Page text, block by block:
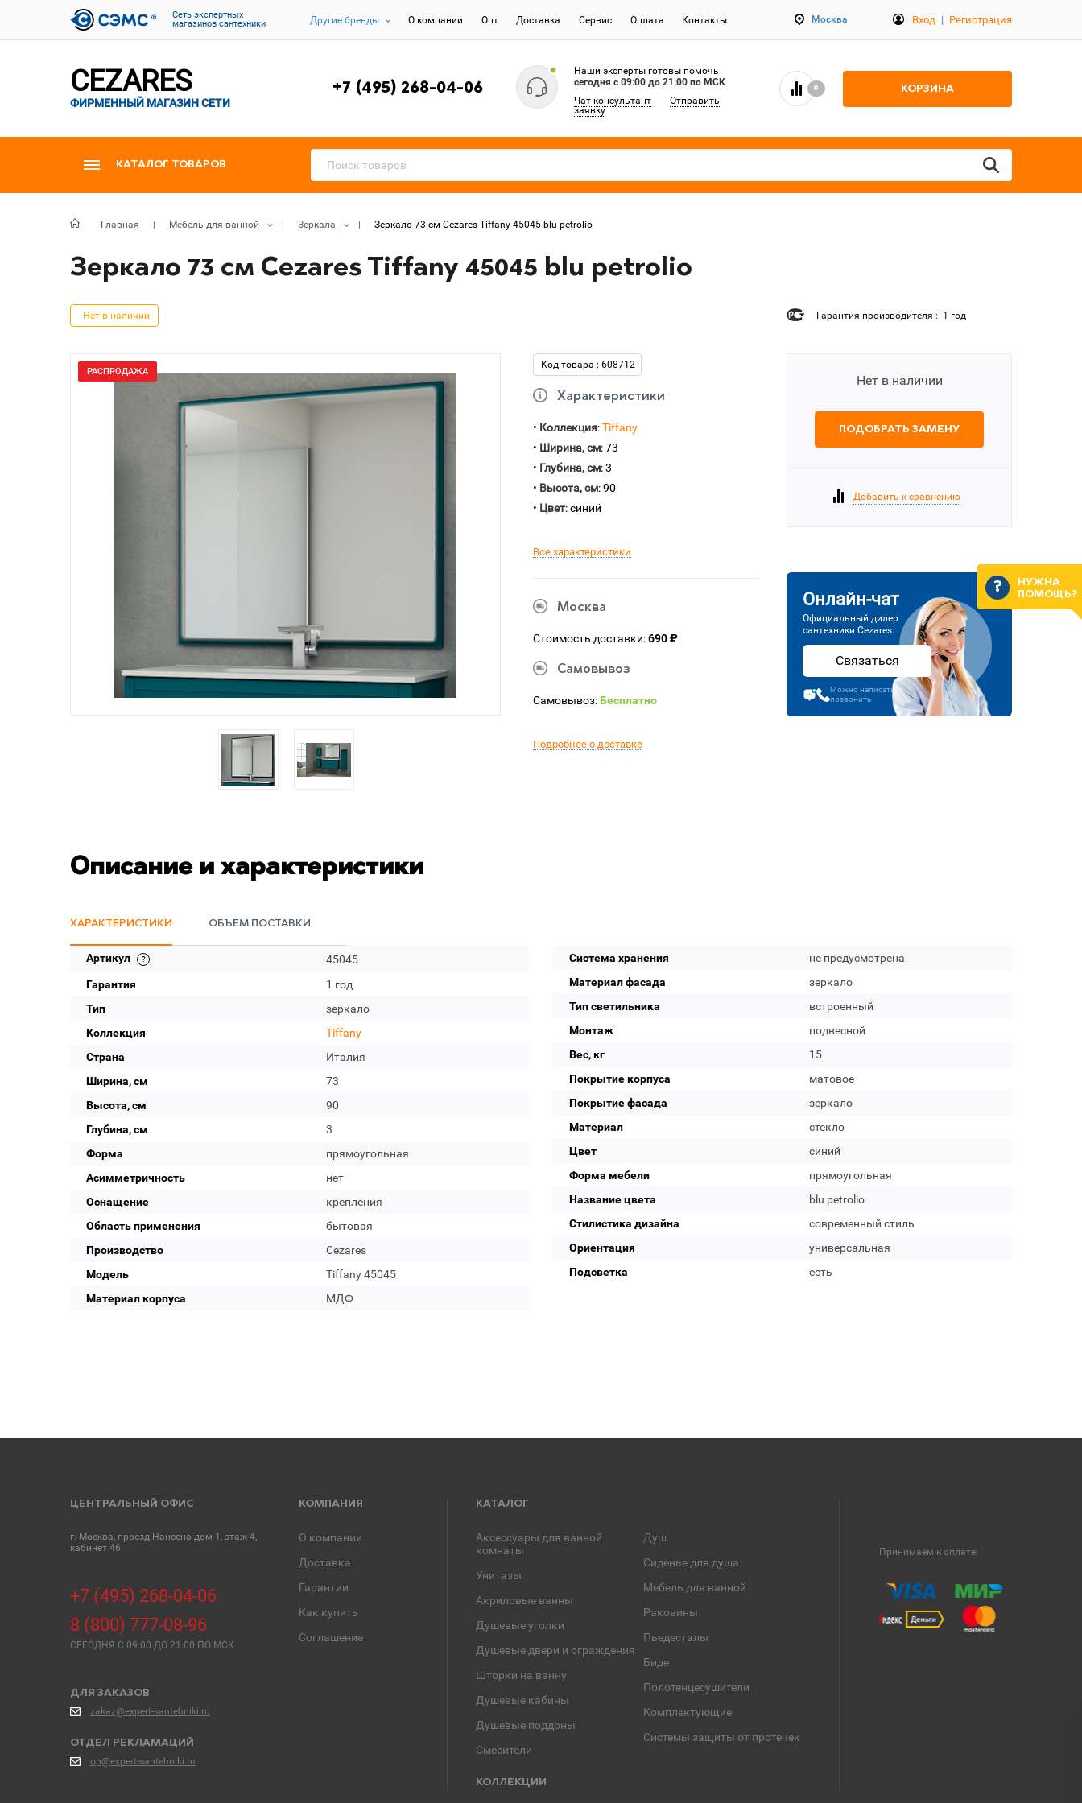
Cеть экспертных
магазинов сантехники
Другие бренды О компании Опт Доставка Сервис Оплата Контакты Москва Вход | Регистрация
CEZARES
ФИРМЕННЫЙ МАГАЗИН СЕТИ
+7 (495) 268-04-06
Наши эксперты готовы помочь
сегодня c 09:00 до 21:00 по МСК
Чат консультант
Отправить
заявку
0 КОРЗИНА
КАТАЛОГ ТОВАРОВ
Главная Мебель для ванной Зеркала Зеркало 73 см Cezares Tiffany 45045 blu petrolio
Зеркало 73 см Cezares Tiffany 45045 blu petrolio
Нет в наличии Гарантия производителя : 1 год
РАСПРОДАЖА
Код товара : 608712
Характеристики
• Коллекция:Tiffany
• Ширина, см: 73
• Глубина, см: 3
• Высота, см: 90
• Цвет: синий
Все характеристики
Москва
Стоимость доставки:690 ₽
Самовывоз
Самовывоз:Бесплатно
Подробнее о доставке
Нет в наличии
ПОДОБРАТЬ ЗАМЕНУ
Добавить к сравнению
Онлайн-чат
Официальный дилер
сантехники Cezares
Связаться
Можно написать или
позвонить
Описание и характеристики
ХАРАКТЕРИСТИКИ ОБЪЕМ ПОСТАВКИ
Артикул
45045
Гарантия
1 год
Тип
зеркало
Коллекция
Tiffany
Страна
Италия
Ширина, см
73
Высота, см
90
Глубина, см
3
Форма
прямоугольная
Асимметричность
нет
Оснащение
крепления
Область применения
бытовая
Производство
Cezares
Модель
Tiffany 45045
Материал корпуса
МДФ
Система хранения
не предусмотрена
Материал фасада
зеркало
Тип светильника
встроенный
Монтаж
подвесной
Вес, кг
15
Покрытие корпуса
матовое
Покрытие фасада
зеркало
Материал
стекло
Цвет
синий
Форма мебели
прямоугольная
Название цвета
blu petrolio
Стилистика дизайна
современный стиль
Ориентация
универсальная
Подсветка
есть
ЦЕНТРАЛЬНЫЙ ОФИС
г. Москва, проезд Нансена дом 1, этаж 4,
кабинет 46
+7 (495) 268-04-06
8 (800) 777-08-96
СЕГОДНЯ C 09:00 ДО 21:00 ПО МСК
ДЛЯ ЗАКАЗОВ
zakaz@expert-santehniki.ru
ОТДЕЛ РЕКЛАМАЦИЙ
op@expert-santehniki.ru
КОМПАНИЯ
О компании
Доставка
Гарантии
Как купить
Соглашение
КАТАЛОГ
Аксессуары для ванной
комнаты
Унитазы
Акриловые ванны
Душевые уголки
Душевые двери и ограждения
Шторки на ванну
Душевые кабины
Душевые поддоны
Смесители
Душ
Сиденье для душа
Мебель для ванной
Раковины
Пьедесталы
Биде
Полотенцесушители
Комплектующие
Системы защиты от протечек
КОЛЛЕКЦИИ
Принимаем к оплате:
НУЖНА
ПОМОЩЬ?